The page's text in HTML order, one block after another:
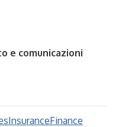
e comunicazioni
InsuranceFinance